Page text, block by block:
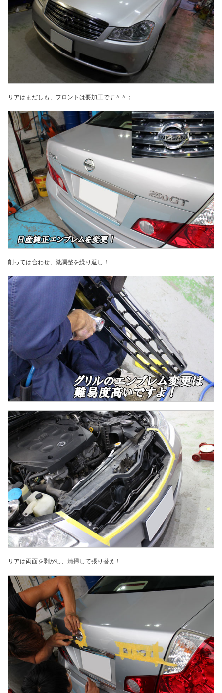
リアはまだしも、フロントは要加工です＾＾；
削っては合わせ、微調整を繰り返し！
リアは両面を剥がし、清掃して張り替え！